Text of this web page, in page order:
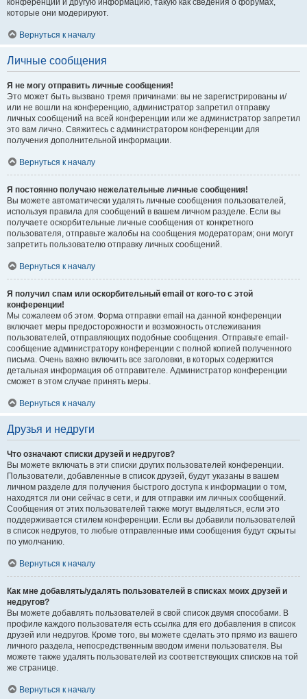
конференции и другую информацию, такую как сведения о форумах,
которые они модерируют.
Вернуться к началу
Личные сообщения
Я не могу отправить личные сообщения!
Это может быть вызвано тремя причинами: вы не зарегистрированы и/
или не вошли на конференцию, администратор запретил отправку
личных сообщений на всей конференции или же администратор запретил
это вам лично. Свяжитесь с администратором конференции для
получения дополнительной информации.
Вернуться к началу
Я постоянно получаю нежелательные личные сообщения!
Вы можете автоматически удалять личные сообщения пользователей,
используя правила для сообщений в вашем личном разделе. Если вы
получаете оскорбительные личные сообщения от конкретного
пользователя, отправьте жалобы на сообщения модераторам; они могут
запретить пользователю отправку личных сообщений.
Вернуться к началу
Я получил спам или оскорбительный email от кого-то с этой
конференции!
Мы сожалеем об этом. Форма отправки email на данной конференции
включает меры предосторожности и возможность отслеживания
пользователей, отправляющих подобные сообщения. Отправьте email-
сообщение администратору конференции с полной копией полученного
письма. Очень важно включить все заголовки, в которых содержится
детальная информация об отправителе. Администратор конференции
сможет в этом случае принять меры.
Вернуться к началу
Друзья и недруги
Что означают списки друзей и недругов?
Вы можете включать в эти списки других пользователей конференции.
Пользователи, добавленные в список друзей, будут указаны в вашем
личном разделе для получения быстрого доступа к информации о том,
находятся ли они сейчас в сети, и для отправки им личных сообщений.
Сообщения от этих пользователей также могут выделяться, если это
поддерживается стилем конференции. Если вы добавили пользователей
в список недругов, то любые отправленные ими сообщения будут скрыты
по умолчанию.
Вернуться к началу
Как мне добавлять/удалять пользователей в списках моих друзей и
недругов?
Вы можете добавлять пользователей в свой список двумя способами. В
профиле каждого пользователя есть ссылка для его добавления в список
друзей или недругов. Кроме того, вы можете сделать это прямо из вашего
личного раздела, непосредственным вводом имени пользователя. Вы
можете также удалять пользователей из соответствующих списков на той
же странице.
Вернуться к началу